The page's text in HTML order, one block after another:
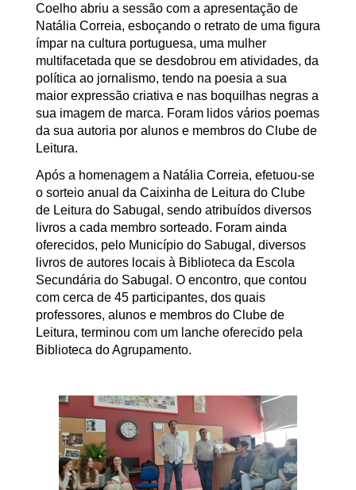
Coelho abriu a sessão com a apresentação de
Natália Correia, esboçando o retrato de uma figura
ímpar na cultura portuguesa, uma mulher
multifacetada que se desdobrou em atividades, da
política ao jornalismo, tendo na poesia a sua
maior expressão criativa e nas boquilhas negras a
sua imagem de marca. Foram lidos vários poemas
da sua autoria por alunos e membros do Clube de
Leitura.
Após a homenagem a Natália Correia, efetuou-se
o sorteio anual da Caixinha de Leitura do Clube
de Leitura do Sabugal, sendo atribuídos diversos
livros a cada membro sorteado. Foram ainda
oferecidos, pelo Município do Sabugal, diversos
livros de autores locais à Biblioteca da Escola
Secundária do Sabugal. O encontro, que contou
com cerca de 45 participantes, dos quais
professores, alunos e membros do Clube de
Leitura, terminou com um lanche oferecido pela
Biblioteca do Agrupamento.